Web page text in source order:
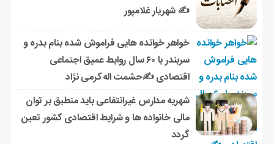
✍ شهریار غلامپور
خواهر خوانده هایی فراموش شده بنام بدره و
سربندر با ۶۰ سال روابط عمیق اجتماعی
اقتصادی ✍حشمت اله کرمی نژاد
شهریه مدارس غیرانتفاعی باید منطبق بر توان
مالی خانواده ها و شرایط اقتصادی کشور تعین
گردد